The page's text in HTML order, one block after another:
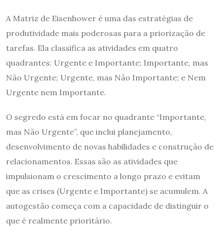
A Matriz de Eisenhower é uma das estratégias de
produtividade mais poderosas para a priorização de
tarefas. Ela classifica as atividades em quatro
quadrantes: Urgente e Importante; Importante, mas
Não Urgente; Urgente, mas Não Importante; e Nem
Urgente nem Importante.
O segredo está em focar no quadrante “Importante,
mas Não Urgente”, que inclui planejamento,
desenvolvimento de novas habilidades e construção de
relacionamentos. Essas são as atividades que
impulsionam o crescimento a longo prazo e evitam
que as crises (Urgente e Importante) se acumulem. A
autogestão começa com a capacidade de distinguir o
que é realmente prioritário.